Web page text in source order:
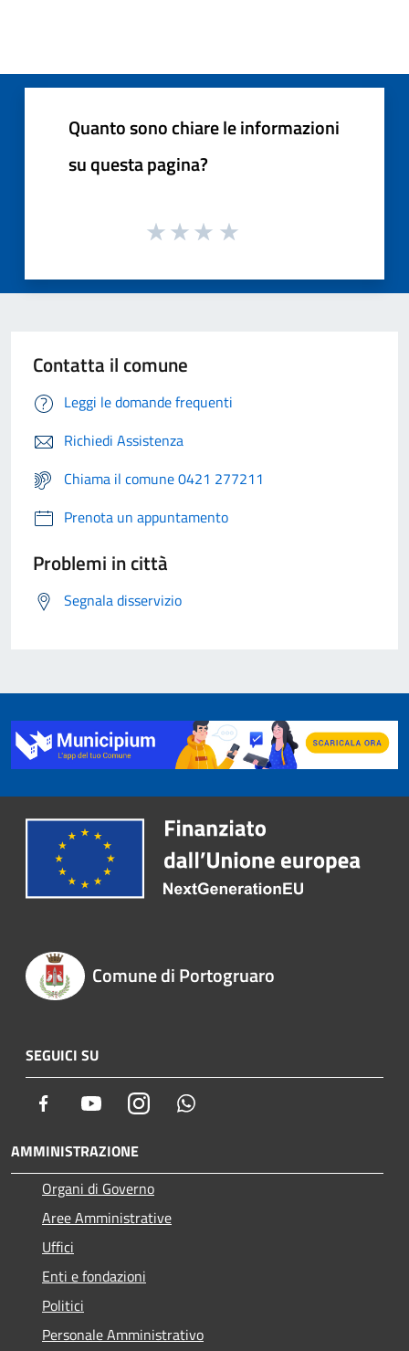
Quanto sono chiare le informazioni
su questa pagina?
Contatta il comune
Leggi le domande frequenti
Richiedi Assistenza
Chiama il comune 0421 277211
Prenota un appuntamento
Problemi in città
Segnala disservizio
Comune di Portogruaro
SEGUICI SU
Facebook YoutubeInstagram
AMMINISTRAZIONE
Organi di Governo
Aree Amministrative
Uffici
Enti e fondazioni
Politici
Personale Amministrativo